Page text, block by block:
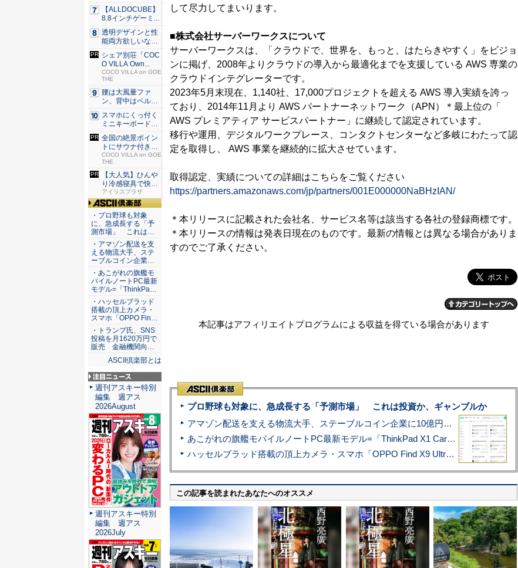
して尽力してまいります。
■株式会社サーバーワークスについて
サーバーワークスは、「クラウドで、世界を、もっと、はたらきやすく」をビジョ
ンに掲げ、2008年よりクラウドの導入から最適化までを支援している AWS 専業の
クラウドインテグレーターです。
2023年5月末現在、1,140社、17,000プロジェクトを超える AWS 導入実績を誇っ
ており、2014年11月より AWS パートナーネットワーク（APN）＊最上位の「
AWS プレミアティア サービスパートナー」に継続して認定されています。
移行や運用、デジタルワークプレース、コンタクトセンターなど多岐にわたって認
定を取得し、 AWS 事業を継続的に拡大させています。
取得認定、実績についての詳細はこちらをご覧ください
https://partners.amazonaws.com/jp/partners/001E000000NaBHzIAN/
＊本リリースに記載された会社名、サービス名等は該当する各社の登録商標です。
＊本リリースの情報は発表日現在のものです。最新の情報とは異なる場合がありま
すのでご了承ください。
本記事はアフィリエイトプログラムによる収益を得ている場合があります
プロ野球も対象に、急成長する「予測市場」 これは投資か、ギャンブルか
アマゾン配送を支える物流大手、ステーブルコイン企業に10億円投資のワケ
あこがれの旗艦モバイルノートPC最新モデル=「ThinkPad X1 Carbon Gen 14 Aura Edition」実機レビュー
ハッセルブラッド搭載の頂上カメラ・スマホ「OPPO Find X9 Ultra」実写レビュー=プロが本気で徹底撮影しました!!
この記事を読まれたあなたへのオススメ
【ALLDOCUBE】
8.8インチゲーミ...
透明デザインと性
能両方欲しいな
ら。LDA...
シェア別荘「COC
O VILLA Own...
COCO VILLA on GOE
THE
腰は大風量ファ
ン、背中はペルチ
ェ冷却。ダ...
スマホにくっ付く
ミニキーボード！
触ってわ...
全国の絶景ポイン
トにサウナ付きの
シェア別...
COCO VILLA on GOE
THE
【大人気】ひんや
り冷感寝具で快適
な睡眠を...
アイリスプラザ
ASCII倶楽部
・プロ野球も対象
に、急成長する「予
測市場」 これは…
・アマゾン配送を支
える物流大手、ステ
ーブルコイン企業…
・あこがれの旗艦モ
バイルノートPC最新
モデル=「ThinkPa…
・ハッセルブラッド
搭載の頂上カメラ・
スマホ「OPPO Fin…
・トランプ氏、SNS
投稿を月1620万円で
販売 金融機関向…
ASCII倶楽部とは
注目ニュース
週刊アスキー特別
編集 週アス
2026August
週刊アスキー特別
編集 週アス
2026July